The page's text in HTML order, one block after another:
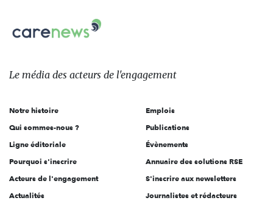
sur:
Carenews,
Le
des
l'engagement
Le média des acteurs de l'engagement
Notre histoire
Qui sommes-nous ?
Ligne éditoriale
Pourquoi s'inscrire
Acteurs de l'engagement
Actualités
Emplois
Publications
Évènements
Annuaire des solutions RSE
S'inscrire aux newsletters
Journalistes et rédacteurs